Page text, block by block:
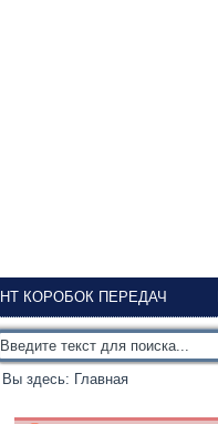
КОРОБОК ПЕРЕДАЧ
Вы здесь: Главная